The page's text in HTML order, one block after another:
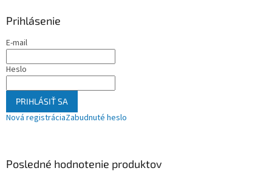
Prihlásenie
E-mail
Heslo
PRIHLÁSIŤ SA
Nová registráciaZabudnuté heslo
Posledné hodnotenie produktov